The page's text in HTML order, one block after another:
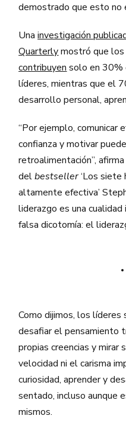
demostrado que esto no
Unainvestigación
Quarterlymostró que
contribuyen solo en 30%
líderes, mientras que el
desarrollo personal,
“Por ejemplo, comunicar
confianza y motivar
retroalimentación”,
delbestseller‘Los
altamente efectiva’
liderazgo es una cualidad
falsa dicotomía: el
Como dijimos, los líderes
desafiar el pensamiento
propias creencias y mirar
velocidad ni el carisma
curiosidad, aprender y
sentado, incluso aunque
mismos.